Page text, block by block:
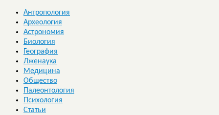
Антропология
Археология
Астрономия
Биология
География
Лженаука
Медицина
Общество
Палеонтология
Психология
Статьи